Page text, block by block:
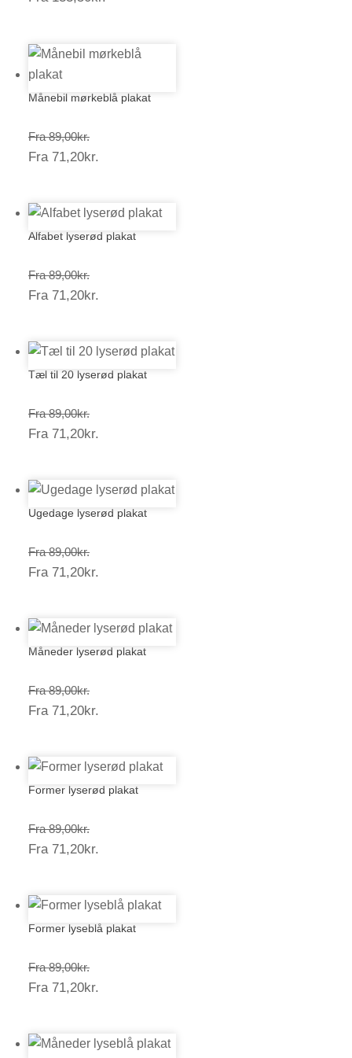
Månebil mørkeblå plakat
Fra 89,00kr.Prisinterval:
89,00kr.
Fra 71,20kr.
Alfabet lyserød plakat
Fra 89,00kr.Prisinterval:
89,00kr.
Fra 71,20kr.
Tæl til 20 lyserød plakat
Fra 89,00kr.Prisinterval:
89,00kr.
Fra 71,20kr.
Ugedage lyserød plakat
Fra 89,00kr.Prisinterval:
89,00kr.
Fra 71,20kr.
Måneder lyserød plakat
Fra 89,00kr.Prisinterval:
89,00kr.
Fra 71,20kr.
Former lyserød plakat
Fra 89,00kr.Prisinterval:
89,00kr.
Fra 71,20kr.
Former lyseblå plakat
Fra 89,00kr.Prisinterval:
89,00kr.
Fra 71,20kr.